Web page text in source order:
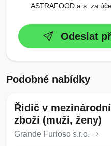
ASTRAFOOD a.s. za
Odeslat
Podobné nabídky
Řidič v
zboží (muži, ženy)
Grande Furioso s.r.o.